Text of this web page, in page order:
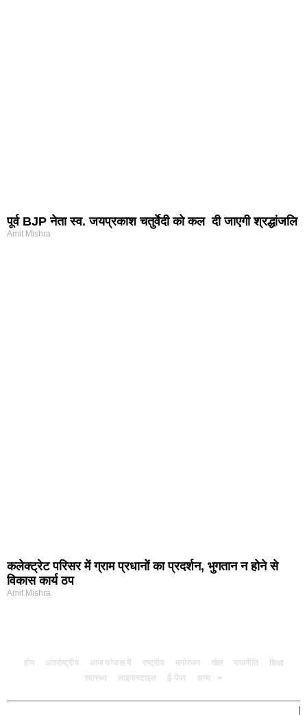
पूर्व BJP नेता स्व. जयप्रकाश चतुर्वेदी को कल दी जाएगी श्रद्धांजलि
Amit Mishra
कलेक्ट्रेट परिसर में ग्राम प्रधानों का प्रदर्शन, भुगतान न होने से
विकास कार्य ठप
Amit Mishra
होम अंतर्राष्ट्रीय आज फोकस में राष्ट्रीय मनोरंजन खेल राजनीति
शिक्षा
स्वास्थ्य
लाइफस्टाइल ई-पेपर अन्य